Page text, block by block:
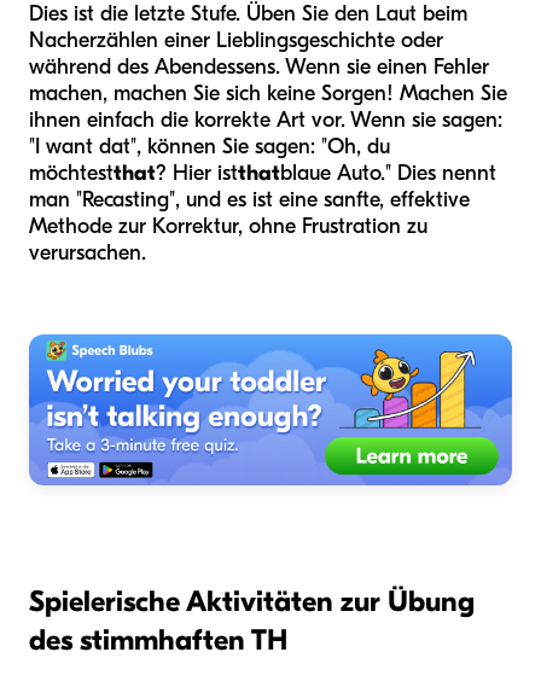
Dies ist die letzte Stufe. Üben Sie den Laut beim
Nacherzählen einer Lieblingsgeschichte oder
während des Abendessens. Wenn sie einen Fehler
machen, machen Sie sich keine Sorgen! Machen Sie
ihnen einfach die korrekte Art vor. Wenn sie sagen:
"I want dat", können Sie sagen: "Oh, du
möchtestthat? Hier istthatblaue Auto." Dies nennt
man "Recasting", und es ist eine sanfte, effektive
Methode zur Korrektur, ohne Frustration zu
verursachen.
Spielerische Aktivitäten zur Übung
des stimmhaften TH